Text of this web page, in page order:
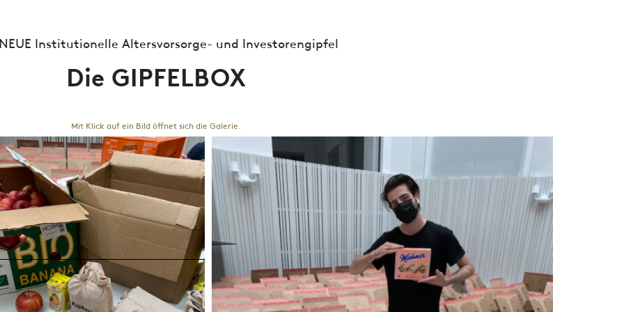
Institutionelle Altersvorsorge- und Investorengipfel
Die GIPFELBOX
Mit Klick auf ein Bild öffnet sich die Galerie.